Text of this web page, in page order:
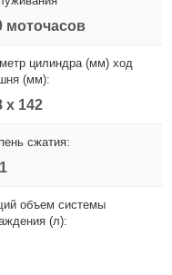
моточасов
цилиндра (мм) ход
(мм):
x 142
сжатия:
объем системы
(л):